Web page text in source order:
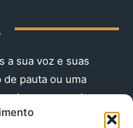
a sua voz e suas
pauta ou uma
nos agora!